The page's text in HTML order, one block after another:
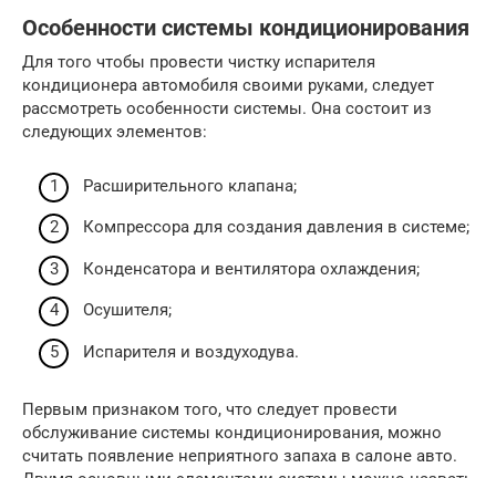
Особенности системы кондиционирования
Для того чтобы провести чистку испарителя
кондиционера автомобиля своими руками, следует
рассмотреть особенности системы. Она состоит из
следующих элементов:
Расширительного клапана;
Компрессора для создания давления в системе;
Конденсатора и вентилятора охлаждения;
Осушителя;
Испарителя и воздуходува.
Первым признаком того, что следует провести
обслуживание системы кондиционирования, можно
считать появление неприятного запаха в салоне авто.